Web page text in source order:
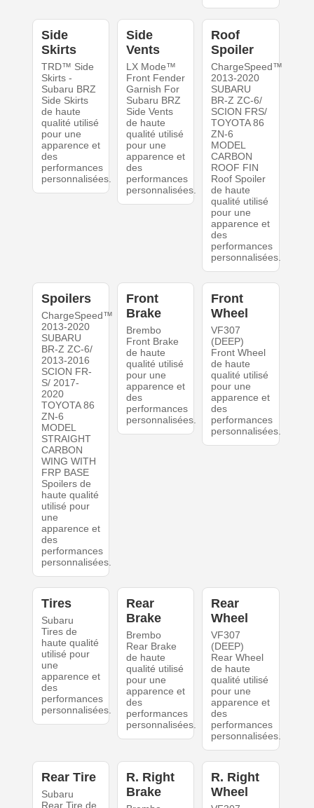
Side
Skirts
TRD™ Side
Skirts -
Subaru BRZ
Side Skirts
de haute
qualité utilisé
pour une
apparence et
des
performances
personnalisées.
Side
Vents
LX Mode™
Front Fender
Garnish For
Subaru BRZ
Side Vents
de haute
qualité utilisé
pour une
apparence et
des
performances
personnalisées.
Roof
Spoiler
ChargeSpeed™
2013-2020
SUBARU
BR-Z ZC-6/
SCION FRS/
TOYOTA 86
ZN-6
MODEL
CARBON
ROOF FIN
Roof Spoiler
de haute
qualité utilisé
pour une
apparence et
des
performances
personnalisées.
Spoilers
ChargeSpeed™
2013-2020
SUBARU
BR-Z ZC-6/
2013-2016
SCION FR-
S/ 2017-
2020
TOYOTA 86
ZN-6
MODEL
STRAIGHT
CARBON
WING WITH
FRP BASE
Spoilers de
haute qualité
utilisé pour
une
apparence et
des
performances
personnalisées.
Front
Brake
Brembo
Front Brake
de haute
qualité utilisé
pour une
apparence et
des
performances
personnalisées.
Front
Wheel
VF307
(DEEP)
Front Wheel
de haute
qualité utilisé
pour une
apparence et
des
performances
personnalisées.
Tires
Subaru
Tires de
haute qualité
utilisé pour
une
apparence et
des
performances
personnalisées.
Rear
Brake
Brembo
Rear Brake
de haute
qualité utilisé
pour une
apparence et
des
performances
personnalisées.
Rear
Wheel
VF307
(DEEP)
Rear Wheel
de haute
qualité utilisé
pour une
apparence et
des
performances
personnalisées.
Rear Tire
Subaru
Rear Tire de
R. Right
Brake
R. Right
Wheel